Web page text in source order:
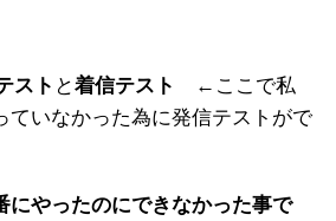
スト と着信テスト
←ここで私
ていなかった為に発信テストがで
にやったのにできなかった事で